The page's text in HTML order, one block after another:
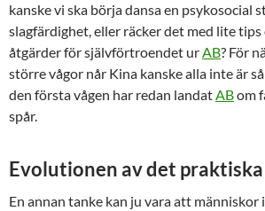
kanske vi ska börja dansa en psykosocial
slagfärdighet, eller räcker det med lite
åtgärder för självförtroendet urAB? För
större vågor når Kina kanske alla inte är
den första vågen har redan landatABom
spår.
Evolutionen av det praktiska
En annan tanke kan ju vara att människor